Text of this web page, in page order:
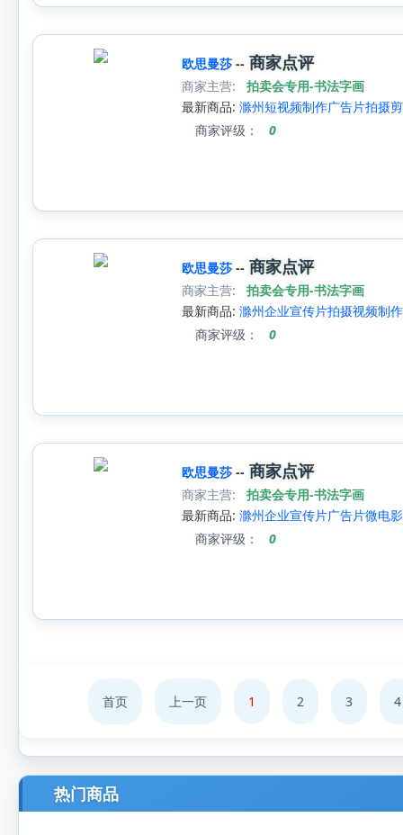
欧思曼莎 -- 商家点评
商家主营:
拍卖会专用-书法字画
最新商品: 滁州短视频制作广告片拍摄
商家评级：
0
欧思曼莎 -- 商家点评
商家主营:
拍卖会专用-书法字画
最新商品: 滁州企业宣传片拍摄视频制
商家评级：
0
欧思曼莎 -- 商家点评
商家主营:
拍卖会专用-书法字画
最新商品: 滁州企业宣传片广告片微电
商家评级：
0
首页 上一页 1 2 3 4
热门商品